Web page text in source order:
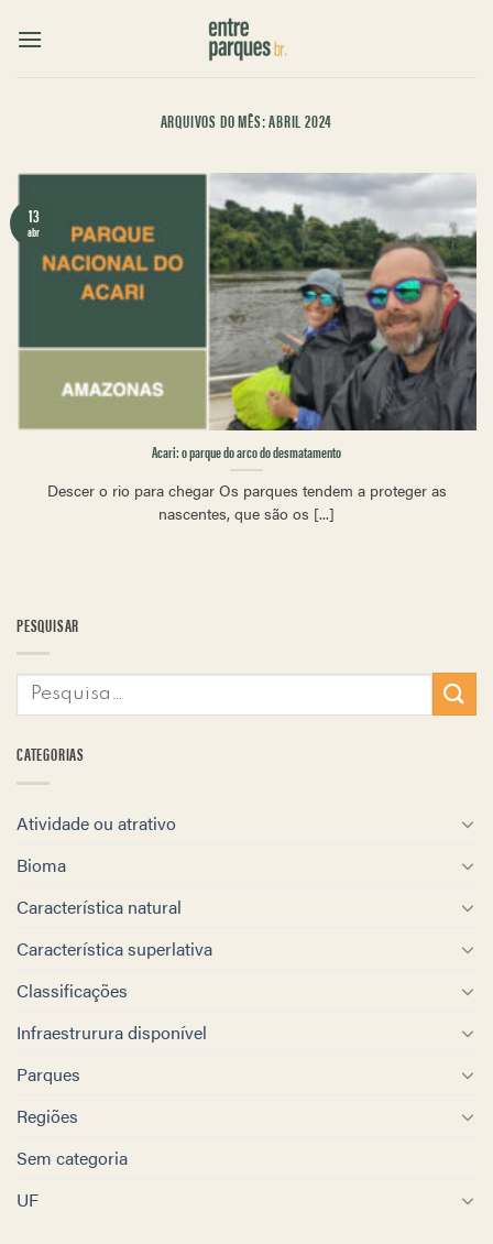
ARQUIVOS DO MÊS:ABRIL 2024
PESQUISAR
CATEGORIAS
Atividade ou atrativo
Bioma
Característica natural
Característica superlativa
Classificações
Infraestrurura disponível
Parques
Regiões
Sem categoria
UF
Acari: o parque do arco do desmatamento
Descer o rio para chegar Os parques tendem a proteger as
nascentes, que são os [...]
13
abr